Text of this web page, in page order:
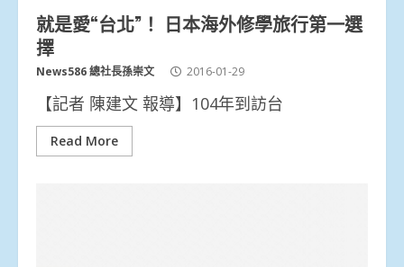
就是愛“台北”！ 日本海外修學旅行第一選
擇
News586 總社長孫崇文 2016-01-29
【記者 陳建文 報導】104年到訪台
Read More